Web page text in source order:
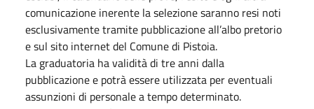
comunicazione inerente la selezione saranno resi noti
esclusivamente tramite pubblicazione all’albo pretorio
e sul sito internet del Comune di Pistoia.
La graduatoria ha validità di tre anni dalla
pubblicazione e potrà essere utilizzata per eventuali
assunzioni di personale a tempo determinato.